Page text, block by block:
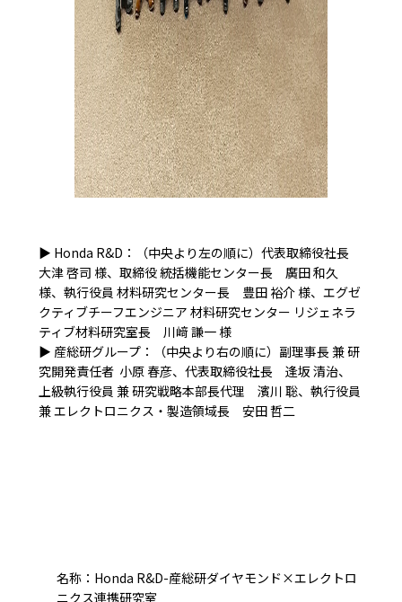
▶︎ Honda R&D：（中央より左の順に）代表取締役社長
大津 啓司 様、取締役 統括機能センター長 廣田 和久
様、執行役員 材料研究センター長 豊田 裕介 様、エグゼ
クティブチーフエンジニア 材料研究センター リジェネラ
ティブ材料研究室長 川﨑 謙一 様
▶︎ 産総研グループ：（中央より右の順に）副理事長 兼 研
究開発責任者 小原 春彦、代表取締役社長 逢󠄀坂 清治、
上級執行役員 兼 研究戦略本部長代理 濱川 聡、執行役員
兼 エレクトロニクス・製造領域長 安田 哲二
名称：Honda R&D-産総研ダイヤモンド×エレクトロ
ニクス連携研究室